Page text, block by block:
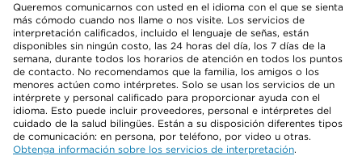
Queremos comunicarnos con usted en el idioma con el que se sienta
más cómodo cuando nos llame o nos visite. Los servicios de
interpretación calificados, incluido el lenguaje de señas, están
disponibles sin ningún costo, las 24 horas del día, los 7 días de la
semana, durante todos los horarios de atención en todos los puntos
de contacto. No recomendamos que la familia, los amigos o los
menores actúen como intérpretes. Solo se usan los servicios de un
intérprete y personal calificado para proporcionar ayuda con el
idioma. Esto puede incluir proveedores, personal e intérpretes del
cuidado de la salud bilingües. Están a su disposición diferentes tipos
de comunicación: en persona, por teléfono, por video u otras.
Obtenga información sobre los servicios de interpretación.